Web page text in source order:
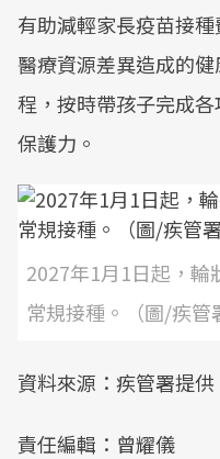
有助減輕家長疫苗接
醫療資源差異造成的
程，按時帶孩子完成
保護力。
2027年1月1日起，輪
常規接種。（圖/疾管
資料來源：疾管署提供
責任編輯：曾耀儀